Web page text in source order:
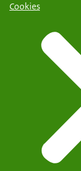
Cookies